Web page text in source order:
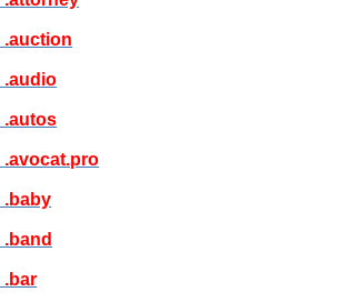
.auction
.audio
.autos
.avocat.pro
.baby
.band
.bar